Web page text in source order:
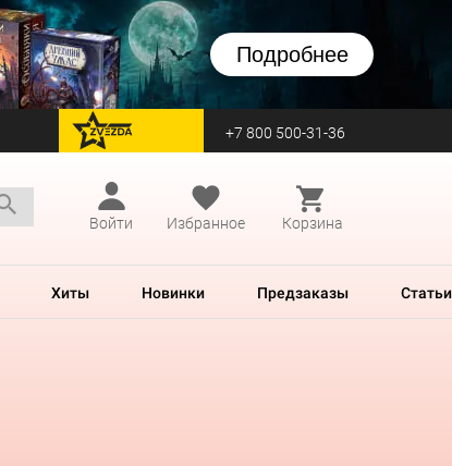
Подробнее
перейти на Zvezda +7 800 500-31-36
Войти
Избранное Корзина
Хиты Новинки Предзаказы Статьи